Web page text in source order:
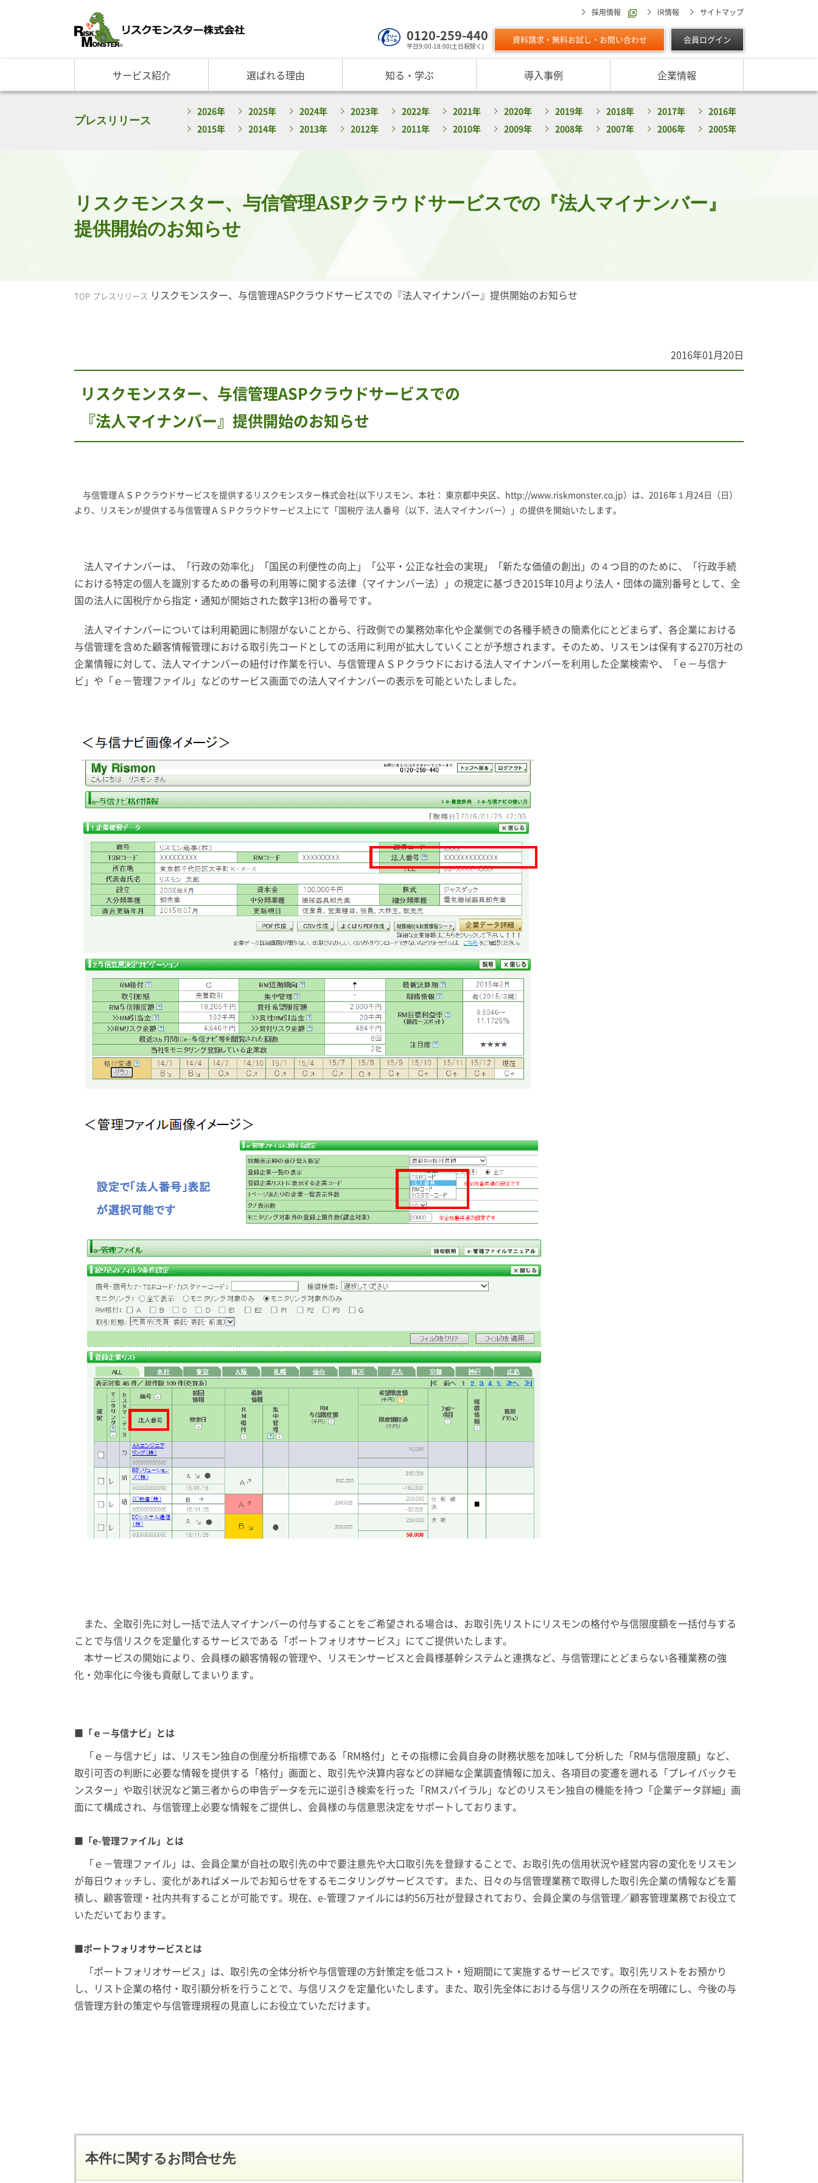
採用情報 IR情報 サイトマップ
0120-259-440
平日9:00-18:00(土日祝除く)
資料請求・無料お試し・お問い合わせ 会員ログイン
サービス紹介
与信管理サービス
反社チェックサービス
企業データ活用サービス
社員研修・リスクマネジメント研修
現在の評価指標に不満がある
反社チェックツールの
最適な与信限度額の設定方法は
IPOに向けて
選ばれる理由
RM格付
RM与信限度額
反社チェックヒートマップ
企業リスク管理への独自AI活用
サービスのご利用について
ご利用料金
ご入会方法
サービスに対する取り組み
よくあるご質問
知る・学ぶ
基礎講座
リスモングの与信管理講座
ビジネス実務与信管理検定試験
お役立ちコンテンツ
与信管理の役割が知りたい
内部統制を強化するための与信管理
リスクモンスターの独自調査レポート
リスモン調べ（直近リリース）
書籍のご案内
導入事例 企業情報
リスクモンスターについて
トップメッセージ
グループ紹介
取り組み
サービス品質向上
リスモンポイントプログラム
ニュース
プレスリリース
プレスリリース
2026年 2025年 2024年 2023年 2022年 2021年 2020年 2019年 2018年 2017年 2016年
2015年 2014年 2013年 2012年 2011年 2010年 2009年 2008年 2007年 2006年 2005年
リスクモンスター、与信管理ASPクラウドサービスでの『法人マイナンバー』
提供開始のお知らせ
TOP プレスリリース リスクモンスター、与信管理ASPクラウドサービスでの『法人マイナンバー』提供開始のお知らせ
2016年01月20日
リスクモンスター、与信管理ASPクラウドサービスでの
『法人マイナンバー』提供開始のお知らせ
与信管理ＡＳＰクラウドサービスを提供するリスクモンスター株式会社(以下リスモン、本社： 東京都中央区、http://www.riskmonster.co.jp）は、2016年１月24日（日）
より、リスモンが提供する与信管理ＡＳＰクラウドサービス上にて「国税庁 法人番号（以下、法人マイナンバー）」の提供を開始いたします。
法人マイナンバーは、「行政の効率化」「国民の利便性の向上」「公平・公正な社会の実現」「新たな価値の創出」の４つ目的のために、「行政手続
における特定の個人を識別するための番号の利用等に関する法律（マイナンバー法）」の規定に基づき2015年10月より法人・団体の識別番号として、全
国の法人に国税庁から指定・通知が開始された数字13桁の番号です。
法人マイナンバーについては利用範囲に制限がないことから、行政側での業務効率化や企業側での各種手続きの簡素化にとどまらず、各企業における
与信管理を含めた顧客情報管理における取引先コードとしての活用に利用が拡大していくことが予想されます。そのため、リスモンは保有する270万社の
企業情報に対して、法人マイナンバーの紐付け作業を行い、与信管理ＡＳＰクラウドにおける法人マイナンバーを利用した企業検索や、「ｅ－与信ナ
ビ」や「ｅ－管理ファイル」などのサービス画面での法人マイナンバーの表示を可能といたしました。
また、全取引先に対し一括で法人マイナンバーの付与することをご希望される場合は、お取引先リストにリスモンの格付や与信限度額を一括付与する
ことで与信リスクを定量化するサービスである「ポートフォリオサービス」にてご提供いたします。
本サービスの開始により、会員様の顧客情報の管理や、リスモンサービスと会員様基幹システムと連携など、与信管理にとどまらない各種業務の強
化・効率化に今後も貢献してまいります。
■「ｅ－与信ナビ」とは
「ｅ－与信ナビ」は、リスモン独自の倒産分析指標である「RM格付」とその指標に会員自身の財務状態を加味して分析した「RM与信限度額」など、
取引可否の判断に必要な情報を提供する「格付」画面と、取引先や決算内容などの詳細な企業調査情報に加え、各項目の変遷を遡れる「プレイバックモ
ンスター」や取引状況など第三者からの申告データを元に逆引き検索を行った「RMスパイラル」などのリスモン独自の機能を持つ「企業データ詳細」画
面にて構成され、与信管理上必要な情報をご提供し、会員様の与信意思決定をサポートしております。
■「e-管理ファイル」とは
「ｅ－管理ファイル」は、会員企業が自社の取引先の中で要注意先や大口取引先を登録することで、お取引先の信用状況や経営内容の変化をリスモン
が毎日ウォッチし、変化があればメールでお知らせをするモニタリングサービスです。また、日々の与信管理業務で取得した取引先企業の情報などを蓄
積し、顧客管理・社内共有することが可能です。現在、e-管理ファイルには約56万社が登録されており、会員企業の与信管理／顧客管理業務でお役立て
いただいております。
■ポートフォリオサービスとは
「ポートフォリオサービス」は、取引先の全体分析や与信管理の方針策定を低コスト・短期間にて実施するサービスです。取引先リストをお預かり
し、リスト企業の格付・取引額分析を行うことで、与信リスクを定量化いたします。また、取引先全体における与信リスクの所在を明確にし、今後の与
信管理方針の策定や与信管理規程の見直しにお役立ていただけます。
本件に関するお問合せ先